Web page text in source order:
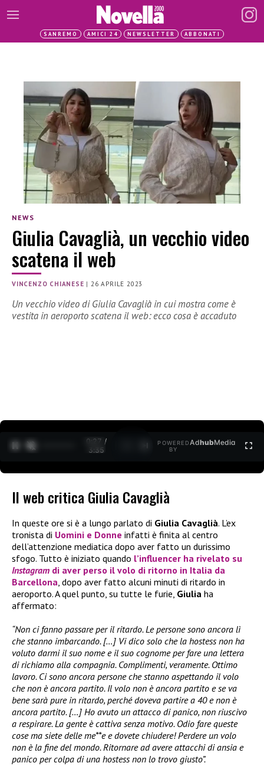
SANREMO AMICI 24 NEWSLETTER ABBONATI
NEWS
Giulia Cavaglià, un vecchio video
scatena il web
VINCENZO CHIANESE |26 APRILE 2023
Un vecchio video di Giulia Cavaglià in cui mostra come è
vestita in aeroporto scatena il web: ecco cosa è accaduto
0:28 /
3:35
POWERED
BY
AdhubMedia
Il web critica Giulia Cavaglià
In queste ore si è a lungo parlato di Giulia Cavaglià. L’ex
tronista di Uomini e Donne infatti è finita al centro
dell’attenzione mediatica dopo aver fatto un durissimo
sfogo. Tutto è iniziato quando l’influencer ha rivelato su
Instagram di aver perso il volo di ritorno in Italia da
Barcellona, dopo aver fatto alcuni minuti di ritardo in
aeroporto. A quel punto, su tutte le furie, Giulia ha
affermato:
“Non ci fanno passare per il ritardo. Le persone sono ancora lì
che stanno imbarcando. […] Vi dico solo che la hostess non ha
voluto darmi il suo nome e il suo cognome per fare una lettera
di richiamo alla compagnia. Complimenti, veramente. Ottimo
lavoro. Ci sono ancora persone che stanno aspettando il volo
che non è ancora partito. Il volo non è ancora partito e se va
bene sarà pure in ritardo, perché doveva partire a 40 e non è
ancora partito. […] Ho avuto un attacco di panico, non riuscivo
a respirare. La gente è cattiva senza motivo. Odio fare queste
cose ma siete delle me**e e dovete chiudere! Perdere un volo
non è la fine del mondo. Ritornare ad avere attacchi di ansia e
panico per colpa di una hostess non lo trovo giusto”.